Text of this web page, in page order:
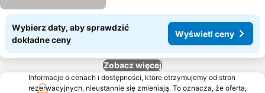
Wybierz daty, aby sprawdzić
dokładne ceny
Wyświetl ceny
Zobacz więcej
Informacje o cenach i dostępności, które otrzymujemy od stron
rezerwacyjnych, nieustannie się zmieniają. To oznacza, że oferta,